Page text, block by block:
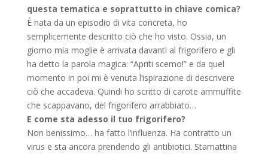
questa tematica e soprattutto in chiave comica?
È nata da un episodio di vita concreta, ho
semplicemente descritto ciò che ho visto. Ossia, un
giorno mia moglie è arrivata davanti al frigorifero e gli
ha detto la parola magica: “Apriti scemo!” e da quel
momento in poi mi è venuta l’ispirazione di descrivere
ciò che accadeva. Quindi ho scritto di carote ammuffite
che scappavano, del frigorifero arrabbiato…
E come sta adesso il tuo frigorifero?
Non benissimo… ha fatto l’influenza. Ha contratto un
virus e sta ancora prendendo gli antibiotici. Stamattina